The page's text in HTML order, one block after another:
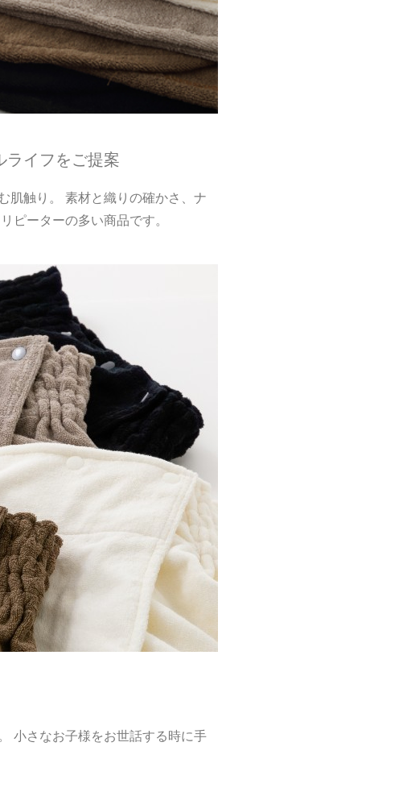
ライフをご提案
肌触り。 素材と織りの確かさ、ナ
ピーターの多い商品です。
小さなお子様をお世話する時に手